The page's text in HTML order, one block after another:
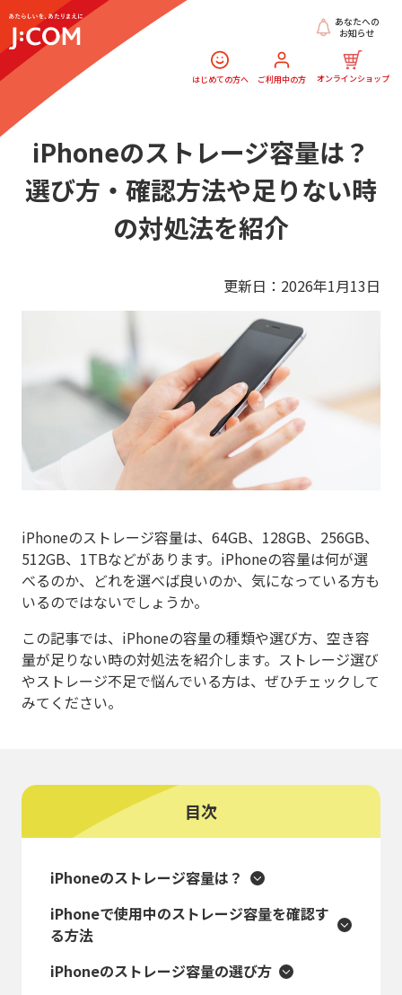
はじめての方へ ご利用中の方 オンラインショップ
あなたへの
お知らせ
iPhoneのストレージ容量は？
選び方・確認方法や足りない時
の対処法を紹介
更新日：2026年1月13日
iPhoneのストレージ容量は、64GB、128GB、256GB、
512GB、1TBなどがあります。iPhoneの容量は何が選
べるのか、どれを選べば良いのか、気になっている方も
いるのではないでしょうか。
この記事では、iPhoneの容量の種類や選び方、空き容
量が足りない時の対処法を紹介します。ストレージ選び
やストレージ不足で悩んでいる方は、ぜひチェックして
みてください。
目次
iPhoneのストレージ容量は？
iPhoneで使用中のストレージ容量を確認す
る方法
iPhoneのストレージ容量の選び方